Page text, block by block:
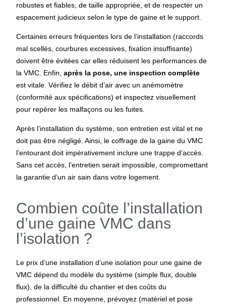
robustes et fiables, de taille appropriée, et de respecter un
espacement judicieux selon le type de gaine et le support.
Certaines erreurs fréquentes lors de l’installation (raccords
mal scellés, courbures excessives, fixation insuffisante)
doivent être évitées car elles réduisent les performances de
la VMC. Enfin,après la pose, une inspection complète
est vitale. Vérifiez le débit d’air avec un anémomètre
(conformité aux spécifications) et inspectez visuellement
pour repérer les malfaçons ou les fuites.
Après l’installation du système, son entretien est vital et ne
doit pas être négligé. Ainsi, le coffrage de la gaine du VMC
l’entourant doit impérativement inclure une trappe d’accès.
Sans cet accès, l’entretien serait impossible, compromettant
la garantie d’un air sain dans votre logement.
Combien coûte l’installation
d’une gaine VMC dans
l’isolation ?
Le prix d’une installation d’une isolation pour une gaine de
VMC dépend du modèle du système (simple flux, double
flux), de la difficulté du chantier et des coûts du
professionnel. En moyenne, prévoyez (matériel et pose